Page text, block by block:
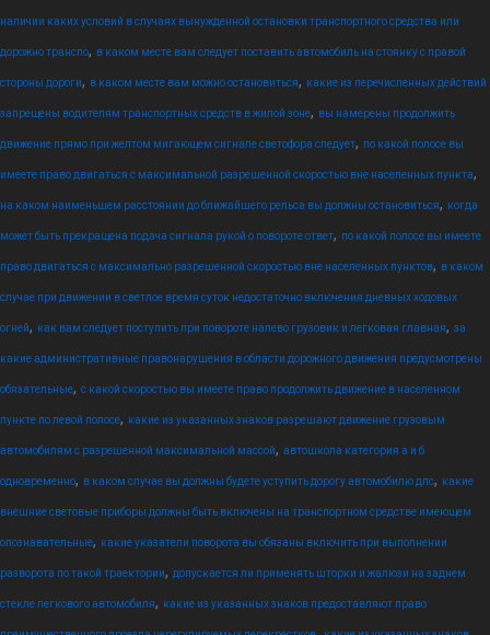
наличии каких условий в случаях вынужденной остановки транспортного средства или
дорожно транспо, в каком месте вам следует поставить автомобиль на стоянку с правой
стороны дороги, в каком месте вам можно остановиться, какие из перечисленных действий
запрещены водителям транспортных средств в жилой зоне, вы намерены продолжить
движение прямо при желтом мигающем сигнале светофора следует, по какой полосе вы
имеете право двигаться с максимальной разрешенной скоростью вне населенных пункта,
на каком наименьшем расстоянии до ближайшего рельса вы должны остановиться, когда
может быть прекращена подача сигнала рукой о повороте ответ, по какой полосе вы имеете
право двигаться с максимально разрешенной скоростью вне населенных пунктов, в каком
случае при движении в светлое время суток недостаточно включения дневных ходовых
огней, как вам следует поступить при повороте налево грузовик и легковая главная, за
какие административные правонарушения в области дорожного движения предусмотрены
обязательные, с какой скоростью вы имеете право продолжить движение в населенном
пункте по левой полосе, какие из указанных знаков разрешают движение грузовым
автомобилям с разрешенной максимальной массой, автошкола категория а и б
одновременно, в каком случае вы должны будете уступить дорогу автомобилю дпс, какие
внешние световые приборы должны быть включены на транспортном средстве имеющем
опознавательные, какие указатели поворота вы обязаны включить при выполнении
разворота по такой траектории, допускается ли применять шторки и жалюзи на заднем
стекле легкового автомобиля, какие из указанных знаков предоставляют право